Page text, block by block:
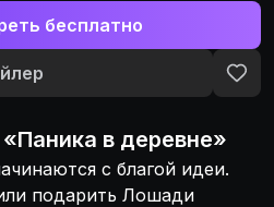
бесплатно
«Паника в деревне»
с благой идеи.
подарить Лошади